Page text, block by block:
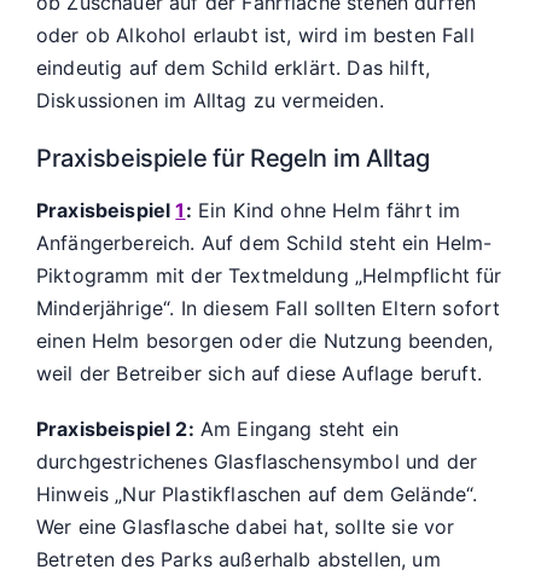
oder ob Alkohol erlaubt ist, wird im besten Fall
eindeutig auf dem Schild erklärt. Das hilft,
Diskussionen im Alltag zu vermeiden.
Praxisbeispiele für Regeln im Alltag
Praxisbeispiel1 : Ein Kind ohne Helm fährt im
Anfängerbereich. Auf dem Schild steht ein Helm-
Piktogramm mit der Textmeldung „Helmpflicht für
Minderjährige“. In diesem Fall sollten Eltern sofort
einen Helm besorgen oder die Nutzung beenden,
weil der Betreiber sich auf diese Auflage beruft.
Praxisbeispiel 2: Am Eingang steht ein
durchgestrichenes Glasflaschensymbol und der
Hinweis „Nur Plastikflaschen auf dem Gelände“.
Wer eine Glasflasche dabei hat, sollte sie vor
Betreten des Parks außerhalb abstellen, um